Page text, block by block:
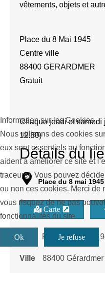
vêtements, objets et
Place du 8 Mai 1945
Centre ville
88400 GERARDMER
Gratuit
Chaque jeudi et samedi
12:30)
Détails du
Place du 8 mai 1945
Carte
Rue Place du 8 mai
Ville 88400 Gérardmer
Information sur les Cookies
Nous utilisons des cookies
eux sont essentiels au
aident à améliorer ce site et
traceurs). Vous pouvez
ou non ces cookies. Merci de
vous risquez de ne pas
fonctionnalités du site.
Ok Je refuse